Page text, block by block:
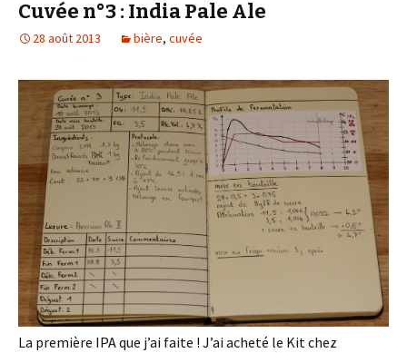
Cuvée n°3 : India Pale Ale
28 août 2013 bière, cuvée
La première IPA que j’ai faite ! J’ai acheté le Kit chez